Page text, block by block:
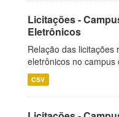
Licitações -
Eletrônicos
Relação das
eletrônicos no campus
CSV